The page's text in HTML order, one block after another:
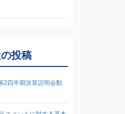
投稿
2四半期決算説明会動